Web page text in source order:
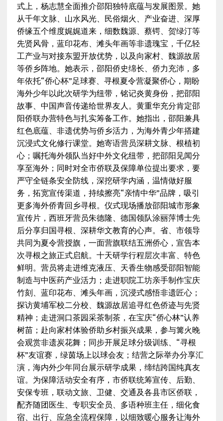
式上，杨志慧全面推介邵阳独特底蕴与发展图景。她
从千年文脉、山水风光、民俗烟火、产业奋进、深厚
侨缘五个维度娓娓道来，细数魏源、蔡锷、贺绿汀等
先贤风骨，蓝印花布、滩头年画等非遗瑰宝，千亿轻
工产业与对接东盟开放优势，以及向家村、魏源故居
等侨乡阵地。她表示，邵阳侨史绵长、侨力充沛，多
年依托“侨心杯”足球赛、寻根夏令营凝聚侨心，期盼
海外少年以此次研学为纽带，铭记炎黄身份，把邵阳
故事、中国声音传递给世界友人。黄重华充分肯定邵
阳侨联办营特色与扎实筹备工作。她指出，邵阳兼具
红色底蕴、非遗优势与侨乡活力，为海外青少年搭建
沉浸式文化修行课堂。她寄语营员深耕文脉、根植初
心；嘱托海外领队当好中外文化纽带，把邵阳见闻分
享至海外；同时对全市侨联及保障单位提出要求，要
严守全链条安全防线，深挖研学内涵，温情做好服
务，拓宽宣传渠道，持续擦亮“亲情中华”品牌，吸引
更多海外侨青回乡寻根。仪式现场播放邵阳城市形象
宣传片，西班牙营员朱德隆、德国领队涂丽萍博士先
后分享归国寻根、深耕华文教育的心声。省、市领导
共同为夏令营授旗，一面营旗联结五洲侨心，宣告本
次寻根之旅正式启航。十天研学行程层次丰富、特色
鲜明。营员将走进维克液压、天香生物感受邵阳智能
制造与中医药产业活力；走进职院工坊亲手制作宝庆
竹刻、蓝印花布、滩头年画，沉浸式感悟非遗匠心；
探访黄埔军校二分校、魏源故居追寻红色侨迹与先贤
精神；走进洞口茶园采茶制茶，在宝庆“侨心林”认养
树苗；赴向家村体验侨助乡村振兴成果，参与篝火晚
会观赏非遗炭花舞；同步开展足球分级训练、“寻根
杯”友谊赛，绿茵场上以球会友；结营之际举办分享汇
演，海内外少年同台展示研学成果，缔结跨国纯真友
谊。为保障活动安全有序，市侨联统筹宣传、后勤、
安保专班，联动文旅、卫健、交通及各县市区侨联，
配齐随团医生、专职安全员、多语种班主任，细化食
宿、出行、应急全流程保障，以细致暖心服务让海外